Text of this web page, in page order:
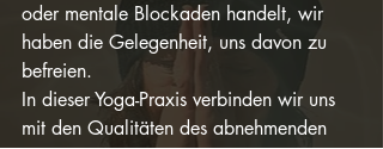
oder mentale Blockaden handelt, wir
haben die Gelegenheit, uns davon zu
befreien.
In dieser Yoga-Praxis verbinden wir uns
mit den Qualitäten des abnehmenden